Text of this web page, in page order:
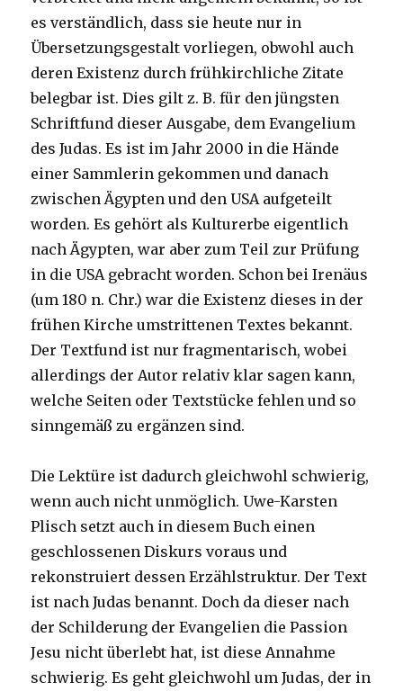
es verständlich, dass sie heute nur in
Übersetzungsgestalt vorliegen, obwohl auch
deren Existenz durch frühkirchliche Zitate
belegbar ist. Dies gilt z. B. für den jüngsten
Schriftfund dieser Ausgabe, dem Evangelium
des Judas. Es ist im Jahr 2000 in die Hände
einer Sammlerin gekommen und danach
zwischen Ägypten und den USA aufgeteilt
worden. Es gehört als Kulturerbe eigentlich
nach Ägypten, war aber zum Teil zur Prüfung
in die USA gebracht worden. Schon bei Irenäus
(um 180 n. Chr.) war die Existenz dieses in der
frühen Kirche umstrittenen Textes bekannt.
Der Textfund ist nur fragmentarisch, wobei
allerdings der Autor relativ klar sagen kann,
welche Seiten oder Textstücke fehlen und so
sinngemäß zu ergänzen sind.
Die Lektüre ist dadurch gleichwohl schwierig,
wenn auch nicht unmöglich. Uwe-Karsten
Plisch setzt auch in diesem Buch einen
geschlossenen Diskurs voraus und
rekonstruiert dessen Erzählstruktur. Der Text
ist nach Judas benannt. Doch da dieser nach
der Schilderung der Evangelien die Passion
Jesu nicht überlebt hat, ist diese Annahme
schwierig. Es geht gleichwohl um Judas, der in